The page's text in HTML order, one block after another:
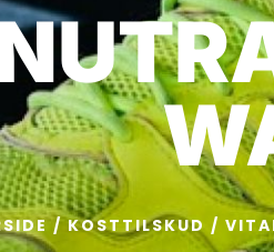
/ KOSTTILSKUD /